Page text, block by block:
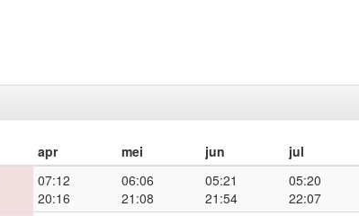
apr mei jun jul
07:12
20:16
06:06
21:08
05:21
21:54
05:20
22:07